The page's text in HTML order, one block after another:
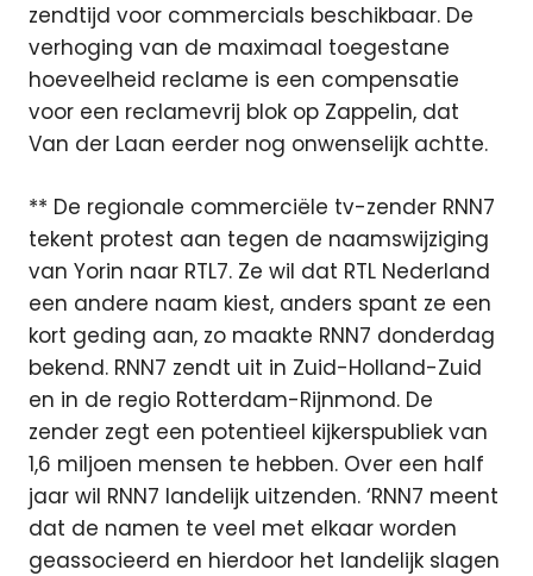
zendtijd voor commercials beschikbaar. De
verhoging van de maximaal toegestane
hoeveelheid reclame is een compensatie
voor een reclamevrij blok op Zappelin, dat
Van der Laan eerder nog onwenselijk achtte.
** De regionale commerciële tv-zender RNN7
tekent protest aan tegen de naamswijziging
van Yorin naar RTL7. Ze wil dat RTL Nederland
een andere naam kiest, anders spant ze een
kort geding aan, zo maakte RNN7 donderdag
bekend. RNN7 zendt uit in Zuid-Holland-Zuid
en in de regio Rotterdam-Rijnmond. De
zender zegt een potentieel kijkerspubliek van
1,6 miljoen mensen te hebben. Over een half
jaar wil RNN7 landelijk uitzenden. ‘RNN7 meent
dat de namen te veel met elkaar worden
geassocieerd en hierdoor het landelijk slagen